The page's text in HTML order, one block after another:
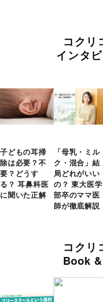
コクリ
インタ
子どもの耳掃
除は必要？不
要？どうす
る？ 耳鼻科医
に聞いた正解
「母乳・ミル
ク・混合」結
局どれがいい
の？ 東大医学
部卒のママ医
師が徹底解説
コクリ
Book